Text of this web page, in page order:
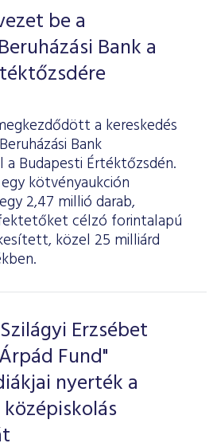
be a
Bank a
a kereskedés
Bank
a Budapesti Értéktőzsdén.
kötvényaukción
2,47 millió darab,
célzó forintalapú
közel 25 milliárd
Erzsébet
Fund"
nyerték a